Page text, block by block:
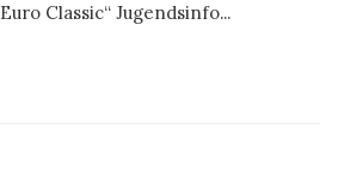
Classic“ Jugendsinfo...